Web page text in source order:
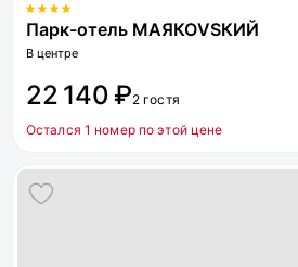
Парк-отель МАЯКОVSКИЙ
В центре
22 140 ₽2 гостя
Остался 1 номер по этой цене